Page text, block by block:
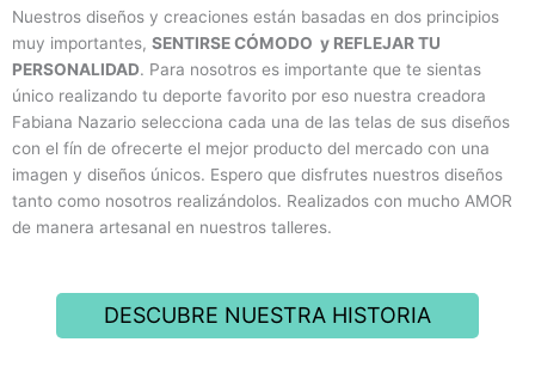
Nuestros diseños y creaciones están basadas en dos principios
muy importantes, SENTIRSE CÓMODO y REFLEJAR TU
PERSONALIDAD. Para nosotros es importante que te sientas
único realizando tu deporte favorito por eso nuestra creadora
Fabiana Nazario selecciona cada una de las telas de sus diseños
con el fín de ofrecerte el mejor producto del mercado con una
imagen y diseños únicos. Espero que disfrutes nuestros diseños
tanto como nosotros realizándolos. Realizados con mucho AMOR
de manera artesanal en nuestros talleres.
DESCUBRE NUESTRA HISTORIA